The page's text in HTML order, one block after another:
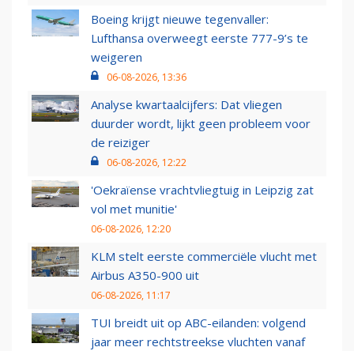
Boeing krijgt nieuwe tegenvaller:
Lufthansa overweegt eerste 777-9’s te
weigeren
06-08-2026, 13:36
Analyse kwartaalcijfers: Dat vliegen
duurder wordt, lijkt geen probleem voor
de reiziger
06-08-2026, 12:22
'Oekraïense vrachtvliegtuig in Leipzig zat
vol met munitie'
06-08-2026, 12:20
KLM stelt eerste commerciële vlucht met
Airbus A350-900 uit
06-08-2026, 11:17
TUI breidt uit op ABC-eilanden: volgend
jaar meer rechtstreekse vluchten vanaf